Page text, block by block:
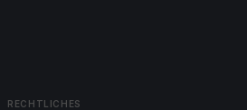
RECHTLICHES